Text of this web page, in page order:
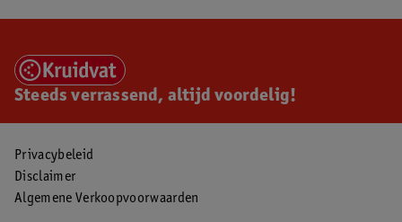
Steeds verrassend, altijd voordelig!
Privacybeleid
Disclaimer
Algemene Verkoopvoorwaarden